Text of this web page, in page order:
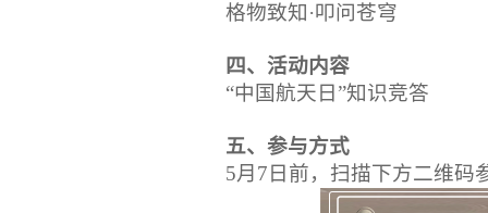
格物致知·叩问苍穹
四、活动内容
“中国航天日”知识竞答
五、参与方式
5月7日前，扫描下方二维码